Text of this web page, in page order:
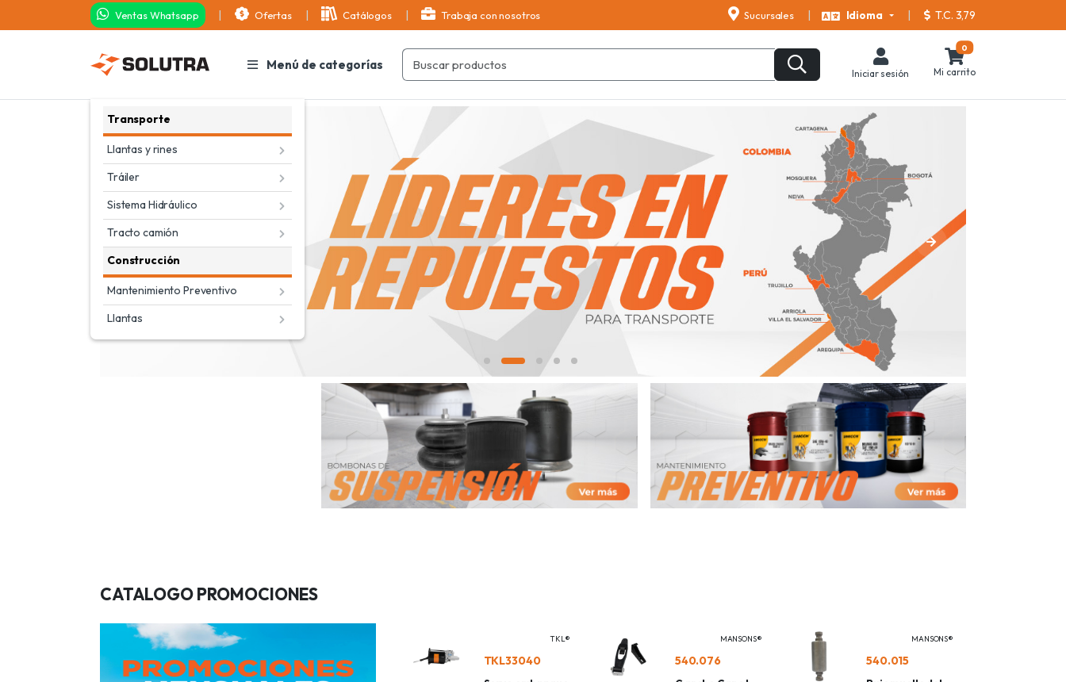
Ventas Whatsapp Ofertas Catálogos Trabaja con nosotros Sucursales Idioma T.C. 3,79
Menú de categorías
Transporte
Llantas y rines
Tráiler
Sistema Hidráulico
Tracto camión
Construcción
Mantenimiento Preventivo
Llantas
Iniciar sesión
0
Mi carrito
CATALOGO PROMOCIONES
TKL®
TKL33040
MANSONS®
540.076
MANSONS®
540.015